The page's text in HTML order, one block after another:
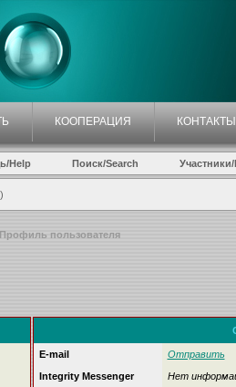
КООПЕРАЦИЯ КОНТАКТЫ
Help Поиск/Search
пользователя
E-mail
Отправить
Integrity Messenger
Нет